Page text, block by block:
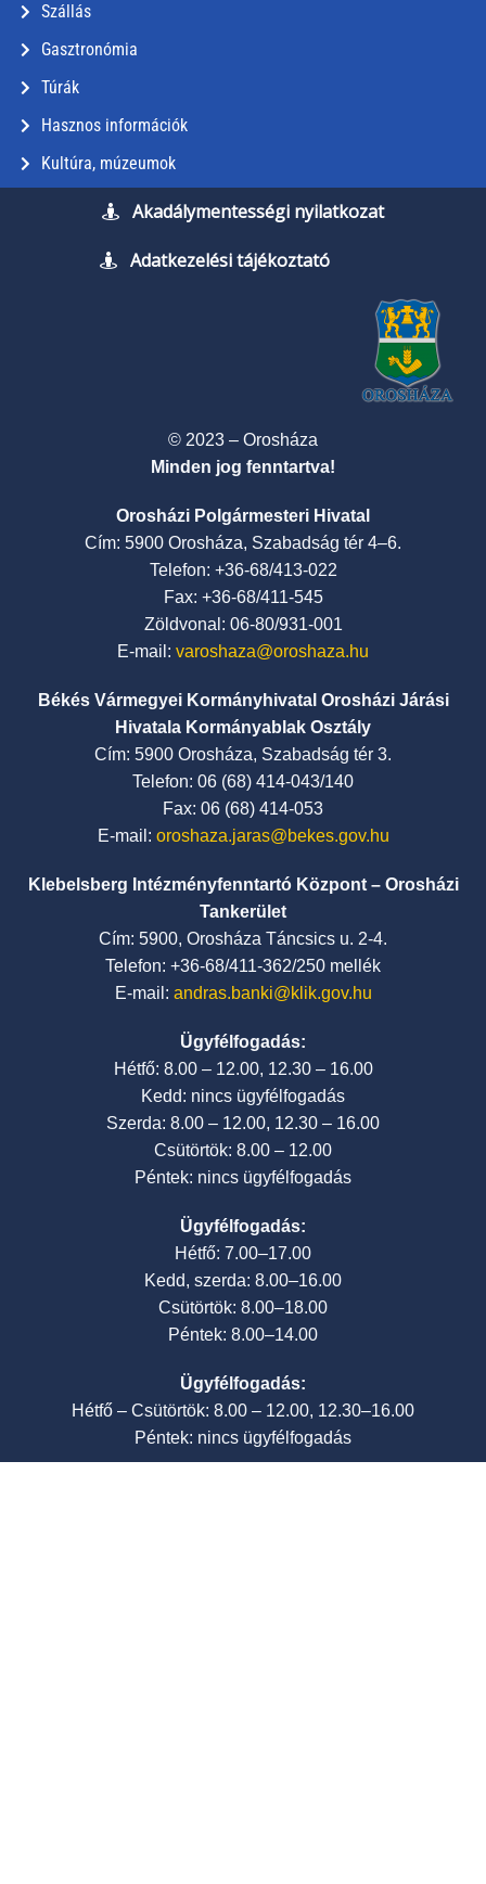
Szállás
Gasztronómia
Túrák
Hasznos információk
Kultúra, múzeumok
Akadálymentességi nyilatkozat
Adatkezelési tájékoztató
© 2023 – Orosháza
Minden jog fenntartva!
Orosházi Polgármesteri Hivatal
Cím: 5900 Orosháza, Szabadság tér 4–6.
Telefon: +36-68/413-022
Fax: +36-68/411-545
Zöldvonal: 06-80/931-001
E-mail: varoshaza@oroshaza.hu
Békés Vármegyei Kormányhivatal Orosházi Járási
Hivatala Kormányablak Osztály
Cím: 5900 Orosháza, Szabadság tér 3.
Telefon: 06 (68) 414-043/140
Fax: 06 (68) 414-053
E-mail: oroshaza.jaras@bekes.gov.hu
Klebelsberg Intézményfenntartó Központ – Orosházi
Tankerület
Cím: 5900, Orosháza Táncsics u. 2-4.
Telefon: +36-68/411-362/250 mellék
E-mail: andras.banki@klik.gov.hu
Ügyfélfogadás:
Hétfő: 8.00 – 12.00, 12.30 – 16.00
Kedd: nincs ügyfélfogadás
Szerda: 8.00 – 12.00, 12.30 – 16.00
Csütörtök: 8.00 – 12.00
Péntek: nincs ügyfélfogadás
Ügyfélfogadás:
Hétfő: 7.00–17.00
Kedd, szerda: 8.00–16.00
Csütörtök: 8.00–18.00
Péntek: 8.00–14.00
Ügyfélfogadás:
Hétfő – Csütörtök: 8.00 – 12.00, 12.30–16.00
Péntek: nincs ügyfélfogadás